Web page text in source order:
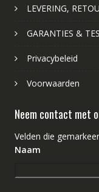
LEVERING,
GARANTIES &
Privacybeleid
Voorwaarden
Neem contact met
Velden die
Naam